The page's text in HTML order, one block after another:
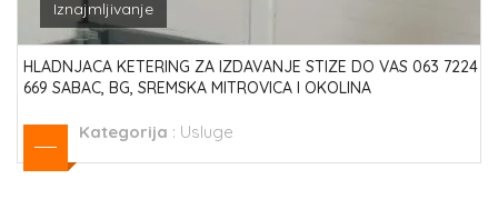
Iznajmljivanje
HLADNJACA KETERING ZA IZDAVANJE STIZE DO VAS 063 7224
669 SABAC, BG, SREMSKA MITROVICA I OKOLINA
Kategorija : Usluge